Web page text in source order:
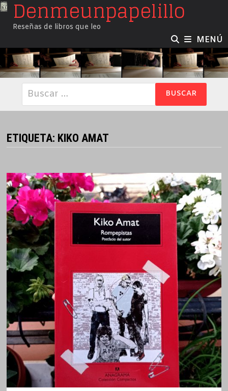
SaltarDenmeunpapelillo
Reseñas de libros que leo
MENÚ
Buscar:
ETIQUETA: KIKO AMAT